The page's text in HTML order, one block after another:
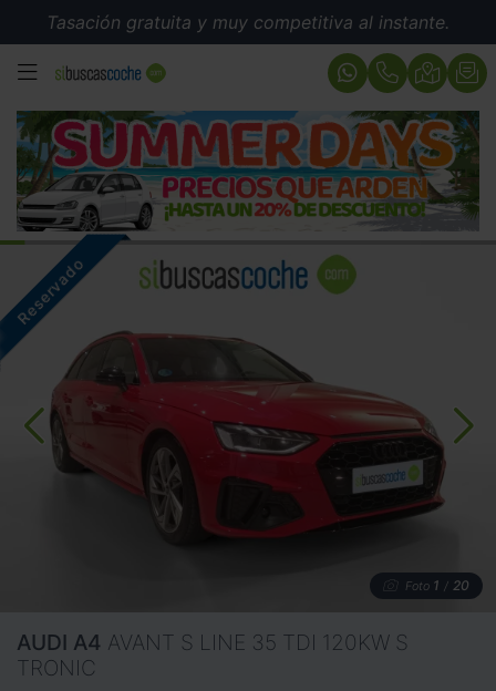
Tasación gratuita y muy competitiva al instante.
MENÚ
Foto 1 / 20
AUDI A4 AVANT S LINE 35 TDI 120KW S
TRONIC